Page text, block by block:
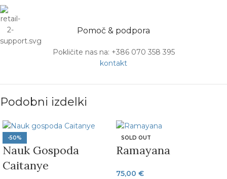
Pomoč & podpora
Pokličite nas na: +386 070 358 395
kontakt
Podobni izdelki
-50%
Nauk Gospoda
Caitanye
SOLD OUT
Ramayana
75,00 €